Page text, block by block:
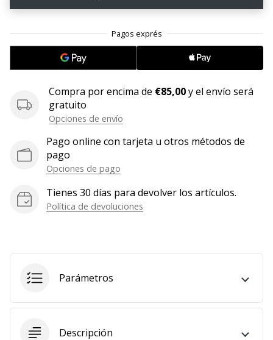
embajador
Weplayhandball!
¿Te
consideras
¡Te
queremos
nuestro
equipo!
Mostrar
artículos
Compra por encima de €85,00y el envío será
gratuito
Opciones de envío
Pago online con tarjeta u otros métodos de
pago
Opciones de pago
Tienes 30 días para devolver los artículos.
Política de devoluciones
Parámetros
Descripción